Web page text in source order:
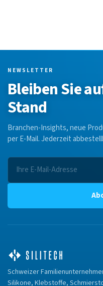
NEWSLETTER
Bleiben Sie
Stand
Branchen-Insights, neue
per E-Mail. Jederzeit
Schweizer
Silikone, Klebstoffe,